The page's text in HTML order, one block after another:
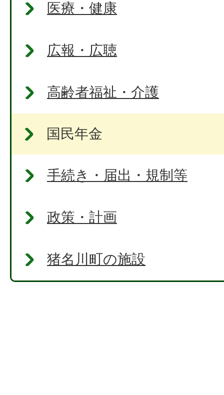
医療・健康
広報・広聴
高齢者福祉・介護
国民年金
手続き・届出・規制等
政策・計画
猪名川町の施設